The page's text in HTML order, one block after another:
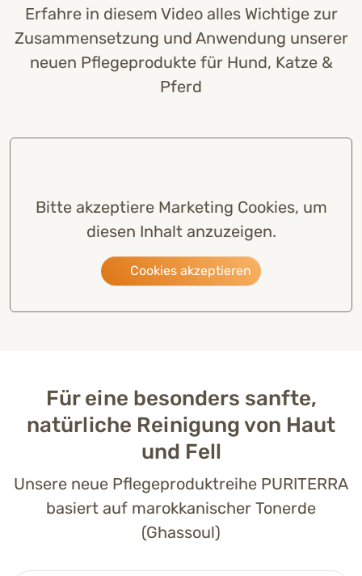
Erfahre in diesem Video alles Wichtige zur
Zusammensetzung und Anwendung unserer
neuen Pflegeprodukte für Hund, Katze &
Pferd
Bitte akzeptiere Marketing Cookies, um
diesen Inhalt anzuzeigen.
Cookies akzeptieren
Für eine besonders sanfte,
natürliche Reinigung von Haut
und Fell
Unsere neue Pflegeproduktreihe PURITERRA
basiert auf marokkanischer Tonerde
(Ghassoul)